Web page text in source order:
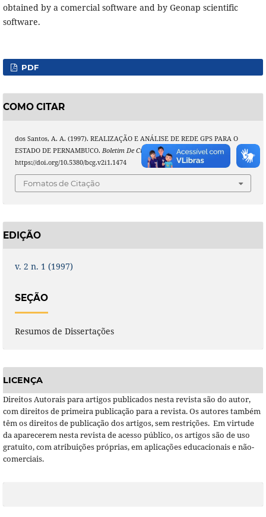
obtained by a comercial software and by Geonap scientific
software.
PDF
COMO CITAR
dos Santos, A. A. (1997). REALIZAÇÃO E ANÁLISE DE REDE GPS PARA O
ESTADO DE PERNAMBUCO. Boletim De Ciências Geodésicas,2(1).
https://doi.org/10.5380/bcg.v2i1.1474
Fomatos de Citação
EDIÇÃO
v. 2 n. 1 (1997)
SEÇÃO
Resumos de Dissertações
LICENÇA
Direitos Autorais para artigos publicados nesta revista são do autor,
com direitos de primeira publicação para a revista. Os autores também
têm os direitos de publicação dos artigos, sem restrições. Em virtude
da aparecerem nesta revista de acesso público, os artigos são de uso
gratuito, com atribuições próprias, em aplicações educacionais e não-
comerciais.